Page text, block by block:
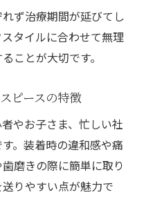
心して進めるための
ず治療期間が延びてし
タイルに合わせて無理
ことが大切です。
ピースの特徴
やお子さま、忙しい社
。装着時の違和感や痛
磨きの際に簡単に取り
りやすい点が魅力で